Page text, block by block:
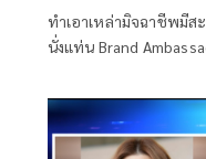
ทำเอาเหล่ามิจฉาชีพมีส
นั่งแท่น Brand
โกงมิจฉาชีพทุกรูปแบบ
ที่ขับเคลื่อนด้วย เทคโนโ
Conference Bangkok